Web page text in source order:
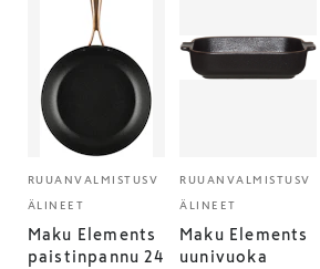
RUUANVALMISTUSV
ÄLINEET
Maku Elements
paistinpannu 24
RUUANVALMISTUSV
ÄLINEET
Maku Elements
uunivuoka